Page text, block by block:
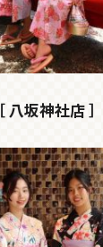
［ 八坂神社店 ］